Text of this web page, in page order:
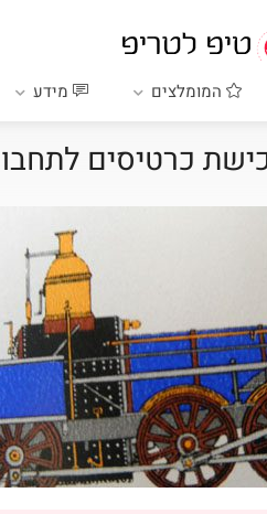
המומלצים מידע
כרטיסים